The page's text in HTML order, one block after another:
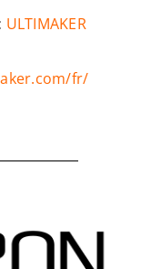
ULTIMAKER
fr/